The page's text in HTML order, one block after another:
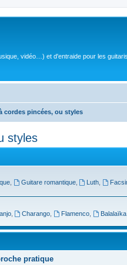
vidéo…) et d'entraide pour les
cordes pincées, ou styles
styles
, Guitare romantique, Luth
, Charango Flamenco Balalaïka
pratique